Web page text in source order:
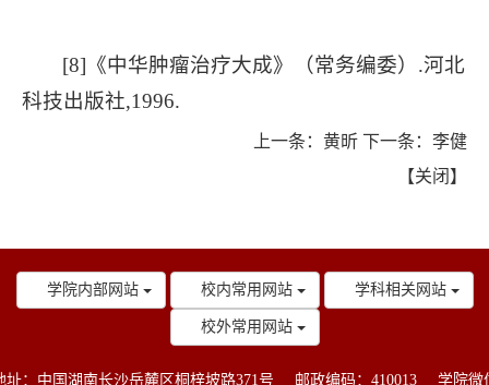
[8]《中华肿瘤治疗大成》（常务编委）.河北
科技出版社,1996.
上一条： 黄昕 下一条： 李健
【关闭 】
学院内部网站 校内常用网站 学科相关网站
校外常用网站
址：中国湖南长沙岳麓区桐梓坡路371号 邮政编码：410013 学院微